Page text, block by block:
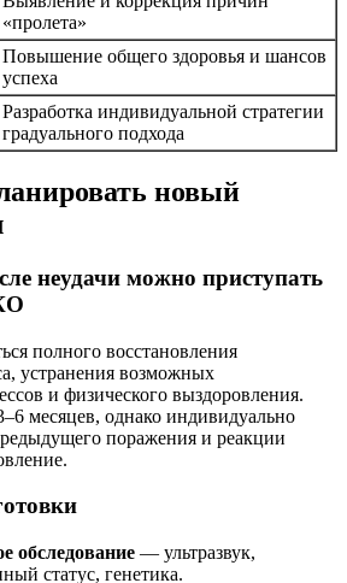
«пролета»
Повышение общего здоровья и шансов
успеха
Разработка индивидуальной стратегии
градуального подхода
новый
неудачи можно приступать
полного восстановления
устранения возможных
и физического выздоровления.
месяцев, однако индивидуально
поражения и реакции
обследование — ультразвук,
статус, генетика.